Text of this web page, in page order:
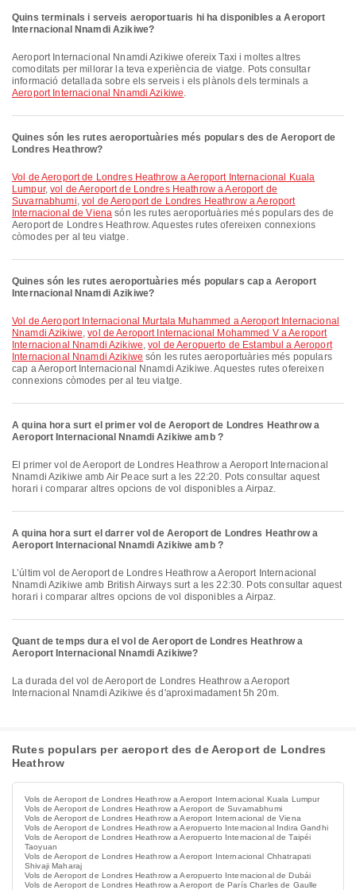
Quins terminals i serveis aeroportuaris hi ha disponibles a Aeroport
Internacional Nnamdi Azikiwe?
Aeroport Internacional Nnamdi Azikiwe ofereix Taxi i moltes altres
comoditats per millorar la teva experiència de viatge. Pots consultar
informació detallada sobre els serveis i els plànols dels terminals a
Aeroport Internacional Nnamdi Azikiwe.
Quines són les rutes aeroportuàries més populars des de Aeroport de
Londres Heathrow?
vol de Aeroport de Londres Heathrow a Aeroport Internacional Kuala
Lumpur,vol de Aeroport de Londres Heathrow a Aeroport de
Suvarnabhumi, vol de Aeroport de Londres Heathrow a Aeroport
Internacional de Viena són les rutes aeroportuàries més populars des de
Aeroport de Londres Heathrow. Aquestes rutes ofereixen connexions
còmodes per al teu viatge.
Quines són les rutes aeroportuàries més populars cap a Aeroport
Internacional Nnamdi Azikiwe?
vol de Aeroport Internacional Murtala Muhammed a Aeroport Internacional
Nnamdi Azikiwe,vol de Aeroport Internacional Mohammed V a Aeroport
Internacional Nnamdi Azikiwe,vol de Aeropuerto de Estambul a Aeroport
Internacional Nnamdi Azikiwe són les rutes aeroportuàries més populars
cap a Aeroport Internacional Nnamdi Azikiwe. Aquestes rutes ofereixen
connexions còmodes per al teu viatge.
A quina hora surt el primer vol de Aeroport de Londres Heathrow a
Aeroport Internacional Nnamdi Azikiwe amb ?
El primer vol de Aeroport de Londres Heathrow a Aeroport Internacional
Nnamdi Azikiwe amb Air Peace surt a les 22:20. Pots consultar aquest
horari i comparar altres opcions de vol disponibles a Airpaz.
A quina hora surt el darrer vol de Aeroport de Londres Heathrow a
Aeroport Internacional Nnamdi Azikiwe amb ?
L’últim vol de Aeroport de Londres Heathrow a Aeroport Internacional
Nnamdi Azikiwe amb British Airways surt a les 22:30. Pots consultar aquest
horari i comparar altres opcions de vol disponibles a Airpaz.
Quant de temps dura el vol de Aeroport de Londres Heathrow a
Aeroport Internacional Nnamdi Azikiwe?
La durada del vol de Aeroport de Londres Heathrow a Aeroport
Internacional Nnamdi Azikiwe és d'aproximadament 5h 20m.
Rutes populars per aeroport des de Aeroport de Londres
Heathrow
Vols de Aeroport de Londres Heathrow a Aeroport Internacional Kuala Lumpur
Vols de Aeroport de Londres Heathrow a Aeroport de Suvarnabhumi
Vols de Aeroport de Londres Heathrow a Aeroport Internacional de Viena
Vols de Aeroport de Londres Heathrow a Aeropuerto Internacional Indira Gandhi
Vols de Aeroport de Londres Heathrow a Aeropuerto Internacional de Taipéi
Taoyuan
Vols de Aeroport de Londres Heathrow a Aeroport Internacional Chhatrapati
Shivaji Maharaj
Vols de Aeroport de Londres Heathrow a Aeropuerto Internacional de Dubái
Vols de Aeroport de Londres Heathrow a Aeroport de París Charles de Gaulle